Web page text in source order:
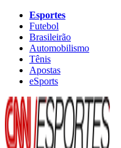
Esportes
Futebol
Brasileirão
Automobilismo
Tênis
Apostas
eSports